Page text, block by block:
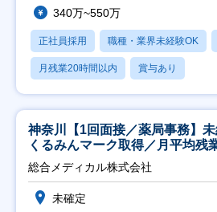
340万~550万
正社員採用 職種・業界未経験OK
月残業20時間以内 賞与あり
神奈川【1回面接／薬局事務】
くるみんマーク取得／月平均残
総合メディカル株式会社
未確定